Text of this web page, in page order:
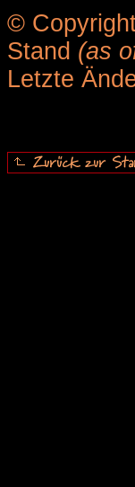
©
Stand (as
Letzte